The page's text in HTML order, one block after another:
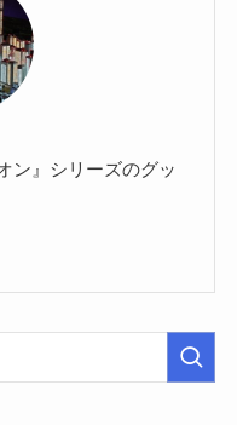
ン』シリーズのグッ